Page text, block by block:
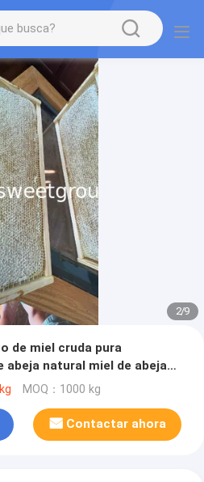
2/9
de miel cruda pura
abeja natural miel de abeja
el suministro al por
MOQ：1000 kg
Contactar ahora